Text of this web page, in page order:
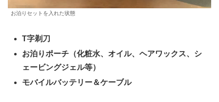
お泊りセットを入れた状態
T字剃刀
お泊りポーチ（化粧水、オイル、ヘアワックス、シ
ェービングジェル等）
モバイルバッテリー＆ケーブル